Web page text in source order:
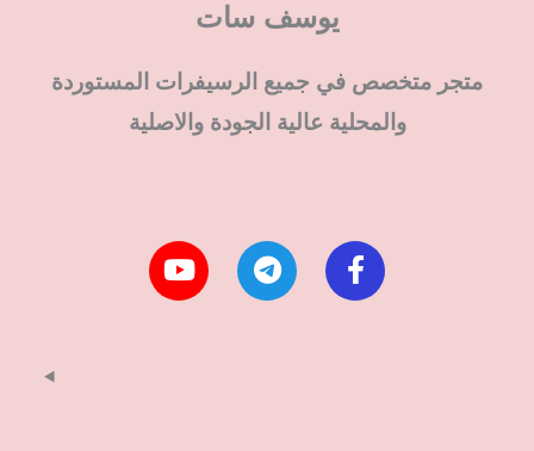
يوسف سات
متجر متخصص في جميع الرسيفرات المستوردة
والمحلية عالية الجودة والاصلية